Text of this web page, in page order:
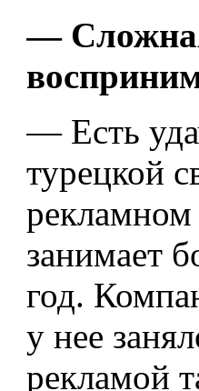
—
— Есть
турецкой
занимает
год.
у нее
рекламой